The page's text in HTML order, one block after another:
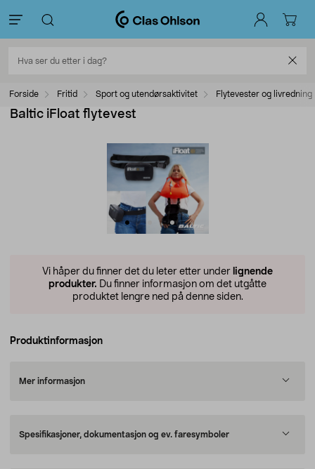
Forside Fritid Sport og utendørsaktivitet Flytevester og livredning
Baltic iFloat flytevest
Vi håper du finner det du leter etter under lignende
produkter. Du finner informasjon om det utgåtte
produktet lengre ned på denne siden.
Produktinformasjon
Mer informasjon
Spesifikasjoner, dokumentasjon og ev. faresymboler